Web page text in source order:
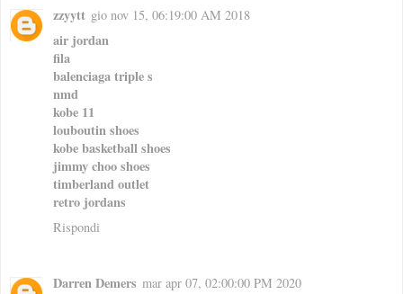
zzyytt gio nov 15, 06:19:00 AM 2018
air jordan
fila
balenciaga triple s
nmd
kobe 11
louboutin shoes
kobe basketball shoes
jimmy choo shoes
timberland outlet
retro jordans
Rispondi
Darren Demers mar apr 07, 02:00:00 PM 2020